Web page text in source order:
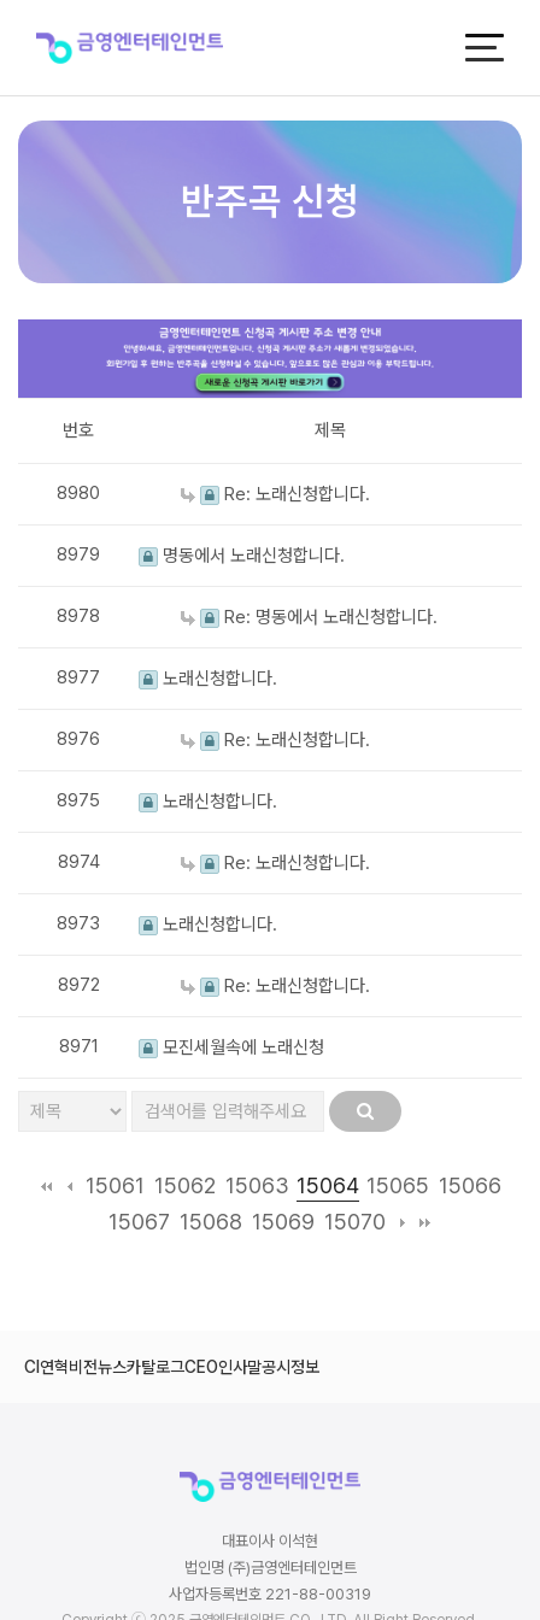
반주곡 신청
번호 제목
8980 Re: 노래신청합니다.
8979 명동에서 노래신청합니다.
8978 Re: 명동에서 노래신청합니다.
8977 노래신청합니다.
8976 Re: 노래신청합니다.
8975 노래신청합니다.
8974 Re: 노래신청합니다.
8973 노래신청합니다.
8972 Re: 노래신청합니다.
8971 모진세월속에 노래신청
15061 15062 15063 15064 15065 15066
15067 15068 15069 15070
CI 연혁비전뉴스카탈로그CEO인사말공시정보
대표이사 이석현
법인명 (주)금영엔터테인먼트
사업자등록번호 221-88-00319